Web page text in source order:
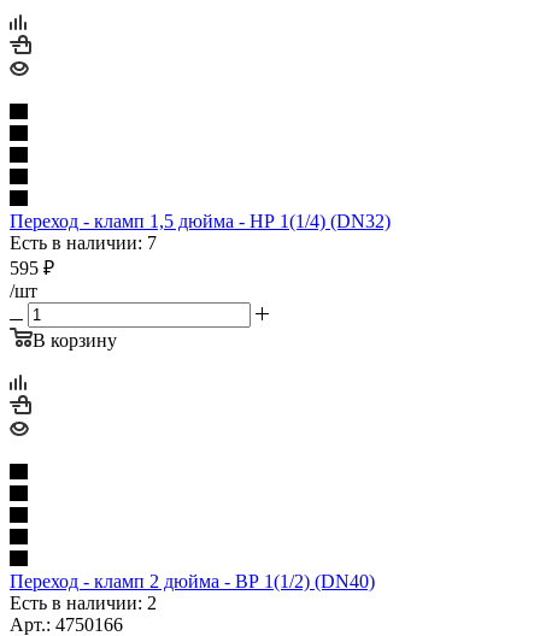
Переход - кламп 1,5 дюйма - НР 1(1/4) (DN32)
Есть в наличии: 7
595 ₽
/шт
В корзину
Переход - кламп 2 дюйма - ВР 1(1/2) (DN40)
Есть в наличии: 2
Арт.: 4750166